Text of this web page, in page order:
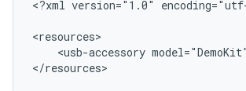
<?xml version="1.0"
<usb-accessory model="DemoKit"
</resources>